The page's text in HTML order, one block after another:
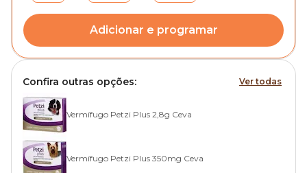
Adicionar e programar
Confira outras opções: Ver todas
Vermífugo Petzi Plus 2,8g Ceva
Vermífugo Petzi Plus 350mg Ceva